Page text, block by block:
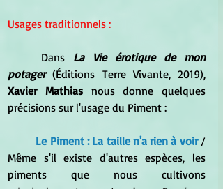
Usages traditionnels :
	Dans
La Vie érotique de mon
potager
Xavier Mathias nous donne quelques
précisions sur l'usage du Piment :
Le Piment : La taille n'a rien à voir /
Même s'il existe d'autres espèces, les
piments que nous cultivons